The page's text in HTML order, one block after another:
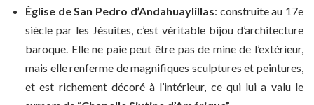
Église deSan Pedro d’Andahuaylillas: construite au 17e
siècle par les Jésuites, c’est véritable bijou d’architecture
baroque. Elle ne paie peut être pas de mine de l’extérieur,
mais elle renferme de magnifiques sculptures et peintures,
et est richement décoré à l’intérieur, ce qui lui a valu le